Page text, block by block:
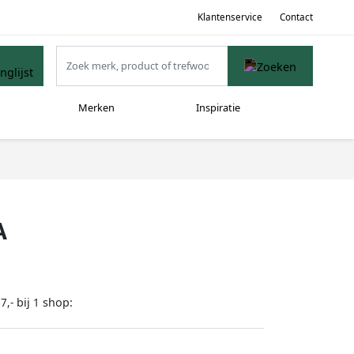
Klantenservice Contact
Merken Inspiratie
bij 1 shop: